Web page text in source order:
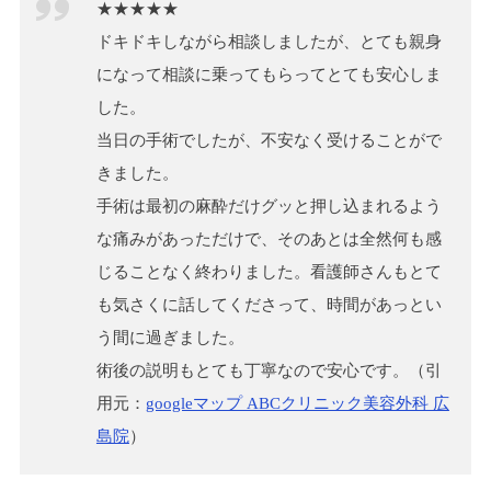
★★★★★
ドキドキしながら相談しましたが、とても親身
になって相談に乗ってもらってとても安心しま
した。
当日の手術でしたが、不安なく受けることがで
きました。
手術は最初の麻酔だけグッと押し込まれるよう
な痛みがあっただけで、そのあとは全然何も感
じることなく終わりました。看護師さんもとて
も気さくに話してくださって、時間があっとい
う間に過ぎました。
術後の説明もとても丁寧なので安心です。（引
用元： googleマップ ABCクリニック美容外科 広
島院）